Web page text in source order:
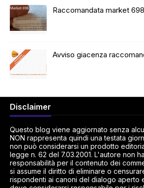
Raccomandata market
Avviso giacenza
Disclaimer
Questo blog viene aggiornato senza
NON rappresenta quindi una testata
non può considerarsi un prodotto
legge n. 62 del 7.03.2001. L'autore non
responsabilità per il contenuto dei
si assume il diritto di eliminare o
rispondenti ai canoni del dialogo aperto